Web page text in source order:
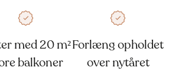
med 20 m²
balkoner
Forlæng opholdet
over nytåret